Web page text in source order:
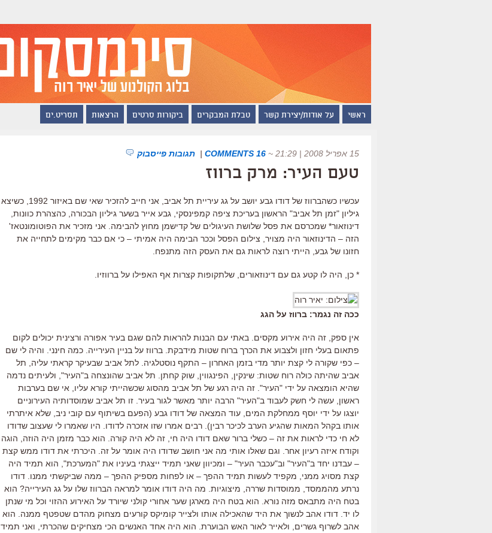
ראשי על אודות/יצירת קשר טבלת המבקרים ביקורות סרטים הרצאות תסריט.ים
15 אפריל 2008 | 21:29 ~
16 COMMENTS
| תגובות פייסבוק
טעם העיר: מרק ברווז
עכשיו כשהברווז של דודו גבע יושב על גג עיריית תל אביב, אני חייב להזכיר שאי שם באיזור 1992, כשיצא
גיליון "זמן תל אביב" הראשון בעריכת ציפה קמפינסקי, גבע אייר בשער גיליון הבכורה, כהצהרת כוונות,
דינוזאור* שמכרסם את פסל שלושת העיגולים של קדישמן מחוץ להבימה. אני מזכיר את הפוטומונטאז'
הזה – הדינוזאור היה מצויר, צילום הפסל וככר הבימה היה אמיתי – כי אם כבר מקימים לתחייה את
חזונו של גבע, הייתי רוצה לראות גם את העסק הזה מתנפח.
* כן, היה לו קטע גם עם דינוזאורים, שלתקופות קצרות אף האפילו על ברווזיו.
ככה זה נגמר: ברווז על הגג
אין ספק, זה היה אירוע מקסים. באתי עם הבנות להראות להם שגם בעיר אפורה ורצינית יכולים לקום
פתאום בעלי חזון ולצבוע את הכרך ברוח שטות מידבקת. ברווז על בניין העירייה. כמה חינני. והיה לי שם
– כפי שקורה לי קצת יותר מדי בזמן האחרון – התקף נוסטלגיה. לתל אביב שבעיקר קראתי עליה, תל
אביב שהיתה כולה רוח שטות: שינקין, הפינגווין, שוק קחתן. תל אביב שהונצחה ב"העיר", ולעיתים נדמה
שהיא הומצאה על ידי "העיר". זה היה רגע של תל אביב מהסוג שכשהייתי קורא עליו, אי שם בערבות
ראשון, עשה לי חשק לעבוד ב"העיר" הרבה יותר מאשר לגור בעיר. זו תל אביב שמוסדותיה העירוניים
יוצגו על ידי יוסף ממחלקת המים, עוד המצאה של דודו גבע (הפעם בשיתוף עם קובי ניב, שלא איתרתי
אותו בקהל המאות שהגיע הערב לכיכר רבין). רבים אמרו שזו אזכרה לדודו. היו שאמרו לי שעצוב שדודו
לא חי כדי לראות את זה – כשלי ברור שאם דודו היה חי, זה לא היה קורה. הוא כבר מזמן היה הוזה, הוגה
וקודח איזה רעיון אחר. וגם שאלו אותי מה אני חושב שדודו היה אומר על זה. היכרתי את דודו ממש קצת
– עבדנו יחד ב"העיר" וב"עכבר העיר" – ומכיוון שאני תמיד ייצגתי בעיניו את "המערכת", הוא תמיד היה
קצת מסויג ממני, מקפיד לעשות תמיד ההפך – או לפחות מספיק ההפך – ממה שביקשתי ממנו. דודו
נרתע מהממסד, ממוסדות שררה, מיצוגיות. מה היה דודו אומר למראה הברווז שלו על גג העירייה? הוא
בטח היה מתבאס מזה נורא. הוא בטח היה מארגן שער אחורי קולני שיורד על האירוע ההזוי וכל מי שנתן
לו יד. דודו אהב לנשוך את היד שהאכילה אותו ולצייר קומיקס קורעים מצחוק מהדם שטפטף ממנה. הוא
אהב לשרוף גשרים, ולאייר לאור האש הבוערת. הוא היה אחד האנשים הכי מצחיקים שהכרתי, ואני תמיד